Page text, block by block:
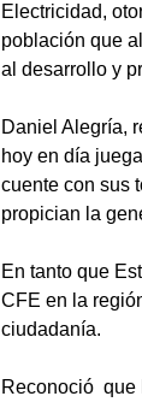
Electricidad,
población que
al desarrollo y
Daniel Alegría,
hoy en día
cuente con sus
propician la
En tanto que
CFE en la
ciudadanía.
Reconoció que